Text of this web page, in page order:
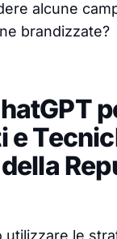
alcune
brandizzate?
e